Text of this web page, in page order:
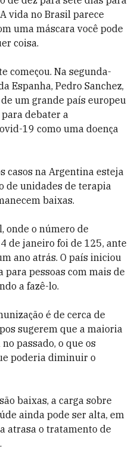
vida no Brasil parece
uma máscara você pode
coisa.
começou. Na segunda-
Espanha, Pedro Sanchez,
um grande país europeu
debater a
19 como uma doença
casos na Argentina esteja
de unidades de terapia
baixas.
onde o número de
de janeiro foi de 125, ante
ano atrás. O país iniciou
pessoas com mais de
a fazê-lo.
é de cerca de
sugerem que a maioria
passado, o que os
poderia diminuir o
baixas, a carga sobre
ainda pode ser alta, em
atrasa o tratamento de